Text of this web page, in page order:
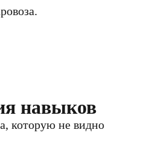
навыков
которую не видно